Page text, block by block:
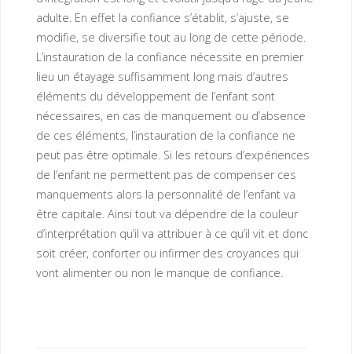
adulte. En effet la confiance s’établit, s’ajuste, se
modifie, se diversifie tout au long de cette période.
L’instauration de la confiance nécessite en premier
lieu un étayage suffisamment long mais d’autres
éléments du développement de l’enfant sont
nécessaires, en cas de manquement ou d’absence
de ces éléments, l’instauration de la confiance ne
peut pas être optimale. Si les retours d’expériences
de l’enfant ne permettent pas de compenser ces
manquements alors la personnalité de l’enfant va
être capitale. Ainsi tout va dépendre de la couleur
d’interprétation qu’il va attribuer à ce qu’il vit et donc
soit créer, conforter ou infirmer des croyances qui
vont alimenter ou non le manque de confiance.